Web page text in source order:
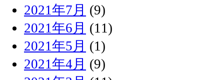
2021年7月 (9)
2021年6月 (11)
2021年5月 (1)
2021年4月 (9)